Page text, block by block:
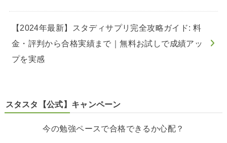
【2024年最新】スタディサプリ完全攻略ガイド: 料
金・評判から合格実績まで｜無料お試しで成績アッ
プを実感
スタスタ【公式】キャンペーン
今の勉強ペースで合格できるか心配？